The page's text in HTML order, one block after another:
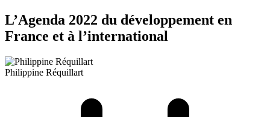
L’Agenda 2022 du développement en
France et à l’international
Philippine Réquillart